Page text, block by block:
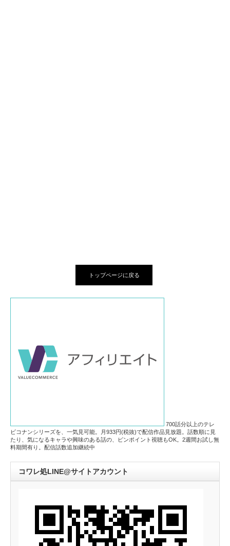
トップページに戻る
700話分以上のテレ
ビコナンシリーズを、一気見可能。月933円(税抜)で配信作品見放題。話数順に見
たり、気になるキャラや興味のある話の、ピンポイント視聴もOK。2週間お試し無
料期間有り。配信話数追加継続中
コワレ処LINE@サイトアカウント